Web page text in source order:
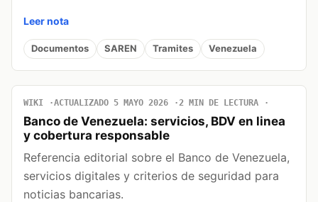
Leer nota
Documentos SAREN Tramites Venezuela
WIKI ACTUALIZADO 5 MAYO 2026 2 MIN DE LECTURA
Banco de Venezuela: servicios, BDV en linea
y cobertura responsable
Referencia editorial sobre el Banco de Venezuela,
servicios digitales y criterios de seguridad para
noticias bancarias.